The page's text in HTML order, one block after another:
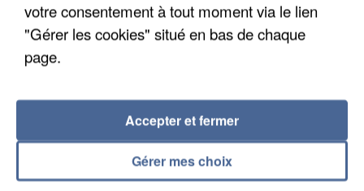
L’UN DES FONDATEURS SUPPOSÉS DE LA DZ
votre consentement à tout moment via le lien
"Gérer les cookies" situé en bas de chaque
page.
Gérer mes choix
Accepter et fermer